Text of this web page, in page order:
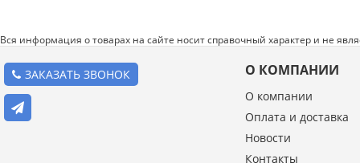
Вся информация о товарах на сайте носит справочный характер и не
ЗАКАЗАТЬ ЗВОНОК О КОМПАНИИ
О компании
Оплата и доставка
Новости
Контакты